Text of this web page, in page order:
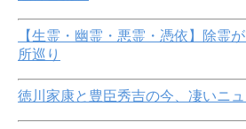
【生霊・幽霊・悪霊・憑依】除霊
所巡り
徳川家康と豊臣秀吉の今、凄いニュ